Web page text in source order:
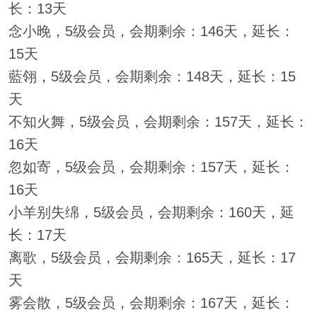
长：13天
念小晚，5级会员，会期剩余：146天，延长：
15天
藍翎，5级会员，会期剩余：148天，延长：15
天
不知火舞，5级会员，会期剩余：157天，延长：
16天
忽如寄，5级会员，会期剩余：157天，延长：
16天
小羊别失绵，5级会员，会期剩余：160天，延
长：17天
离歌，5级会员，会期剩余：165天，延长：17
天
雾会散，5级会员，会期剩余：167天，延长：